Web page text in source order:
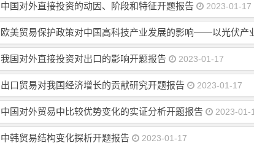
中国对外直接投资的动因、阶段和特征开题报告 2023-01-17
欧美贸易保护政策对中国高科技产业发展的影响——以光伏产
我国对外直接投资对出口的影响开题报告 2023-01-17
出口贸易对我国经济增长的贡献研究开题报告 2023-01-17
中国对外贸易中比较优势变化的实证分析开题报告 2023-01-
中韩贸易结构变化探析开题报告 2023-01-17